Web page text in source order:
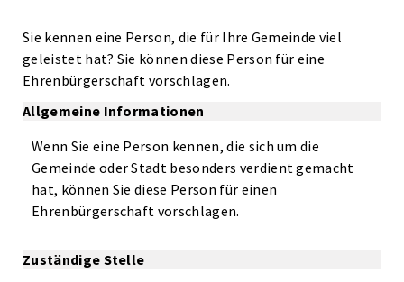
Sie kennen eine Person, die für Ihre Gemeinde viel
geleistet hat? Sie können diese Person für eine
Ehrenbürgerschaft vorschlagen.
Allgemeine Informationen
Wenn Sie eine Person kennen, die sich um die
Gemeinde oder Stadt besonders verdient gemacht
hat, können Sie diese Person für einen
Ehrenbürgerschaft vorschlagen.
Zuständige Stelle